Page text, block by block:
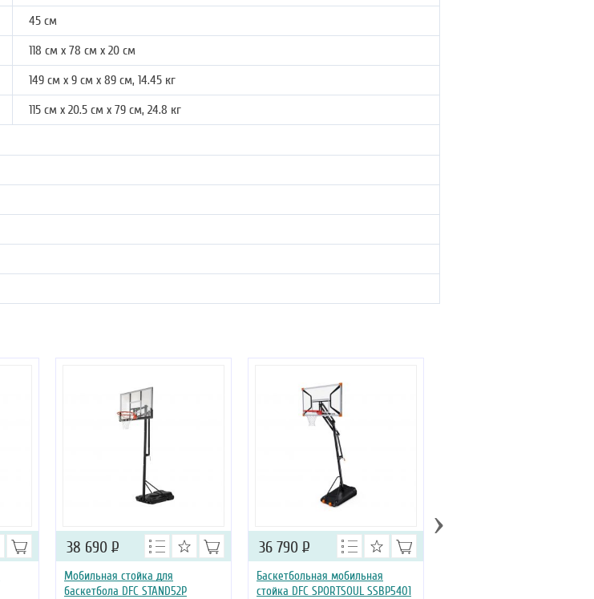
45 см
118 см х 78 см х 20 см
149 см х 9 см х 89 см, 14.45 кг
115 см х 20.5 см х 79 см, 24.8 кг
Мобильная стойка для
баскетбола DFC STAND52P
38 690 Р
Баскетбольная мобильная
стойка DFC SPORTSOUL SSBP5401
36 790 Р
›